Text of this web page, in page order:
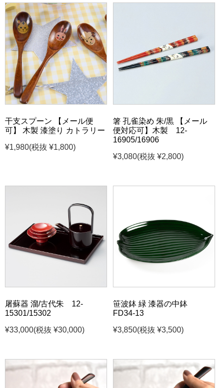
干支スプーン 【メール便
可】 木製 漆塗り カトラリー
¥1,980(税抜 ¥1,800)
箸 孔雀染め 朱/黒 【メール
便対応可】木製 12-
16905/16906
¥3,080(税抜 ¥2,800)
屠蘇器 溜/古代朱 12-
15301/15302
¥33,000(税抜 ¥30,000)
笹波鉢 緑 漆器の中鉢
FD34-13
¥3,850(税抜 ¥3,500)